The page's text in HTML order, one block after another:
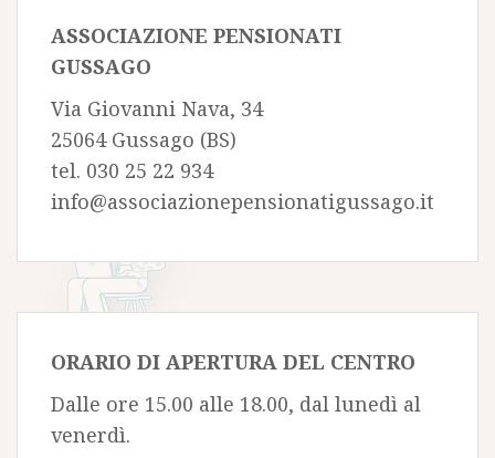
ASSOCIAZIONE PENSIONATI
GUSSAGO
Via Giovanni Nava, 34
25064 Gussago (BS)
tel. 030 25 22 934
info@associazionepensionatigussago.it
ORARIO DI APERTURA DEL CENTRO
Dalle ore 15.00 alle 18.00, dal lunedì al
venerdì.